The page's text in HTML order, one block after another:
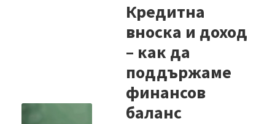
Кредитна
вноска и доход
– как да
поддържаме
финансов
баланс